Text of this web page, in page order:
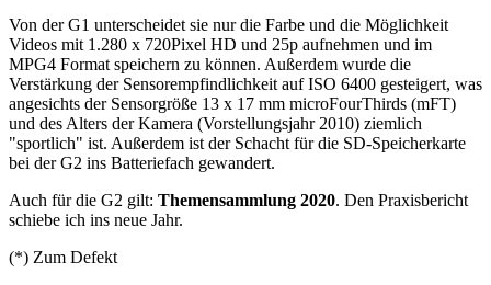
Von der G1 unterscheidet sie nur die Farbe und die Möglichkeit
Videos mit 1.280 x 720Pixel HD und 25p aufnehmen und im
MPG4 Format speichern zu können. Außerdem wurde die
Verstärkung der Sensorempfindlichkeit auf ISO 6400 gesteigert, was
angesichts der Sensorgröße 13 x 17 mm microFourThirds (mFT)
und des Alters der Kamera (Vorstellungsjahr 2010) ziemlich
"sportlich" ist. Außerdem ist der Schacht für die SD-Speicherkarte
bei der G2 ins Batteriefach gewandert.
Auch für die G2 gilt: Themensammlung 2020. Den Praxisbericht
schiebe ich ins neue Jahr.
(*) Zum Defekt